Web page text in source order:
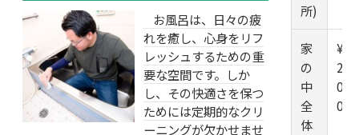
お風呂は、日々の疲
れを癒し、心身をリフ
レッシュするための重
要な空間です。しか
し、その快適さを保つ
ためには定期的なクリ
ーニングが欠かせませ
所)
家
の
中
全
体
¥1
20,
00
0